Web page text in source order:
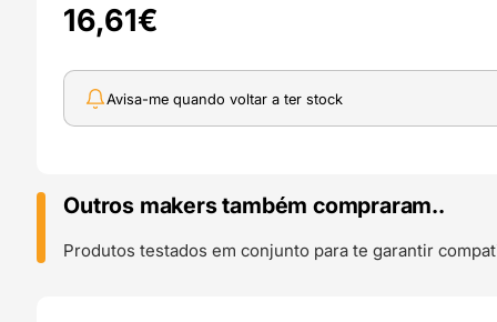
16,61€
Avisa-me quando voltar a ter stock
Outros makers também compraram..
Produtos testados em conjunto para te garantir